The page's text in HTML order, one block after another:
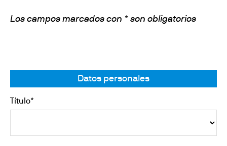
Los campos marcados con * son obligatorios
Datos personales
Título*